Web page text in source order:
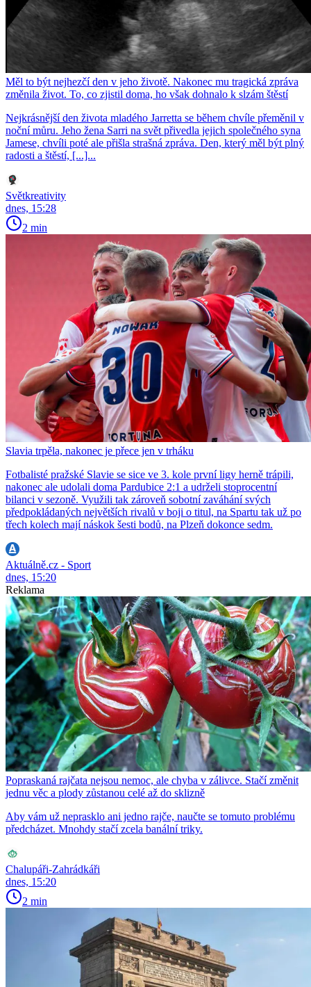
Měl to být nejhezčí den v jeho životě. Nakonec mu tragická zpráva
změnila život. To, co zjistil doma, ho však dohnalo k slzám štěstí
Nejkrásnější den života mladého Jarretta se během chvíle přeměnil v
noční můru. Jeho žena Sarri na svět přivedla jejich společného syna
Jamese, chvíli poté ale přišla strašná zpráva. Den, který měl být plný
radosti a štěstí, [...]...
Světkreativity
dnes, 15:28
2 min
Slavia trpěla, nakonec je přece jen v trháku
Fotbalisté pražské Slavie se sice ve 3. kole první ligy herně trápili,
nakonec ale udolali doma Pardubice 2:1 a udrželi stoprocentní
bilanci v sezoně. Využili tak zároveň sobotní zaváhání svých
předpokládaných největších rivalů v boji o titul, na Spartu tak už po
třech kolech mají náskok šesti bodů, na Plzeň dokonce sedm.
Aktuálně.cz - Sport
dnes, 15:20
Reklama
Popraskaná rajčata nejsou nemoc, ale chyba v zálivce. Stačí změnit
jednu věc a plody zůstanou celé až do sklizně
Aby vám už neprasklo ani jedno rajče, naučte se tomuto problému
předcházet. Mnohdy stačí zcela banální triky.
Chalupáři-Zahrádkáři
dnes, 15:20
2 min